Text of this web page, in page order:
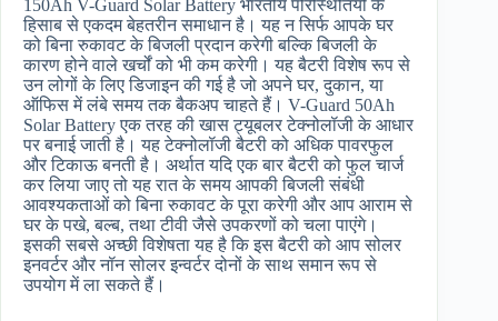
150Ah V-Guard Solar Battery भारतीय परिस्थितियों के
हिसाब से एकदम बेहतरीन समाधान है। यह न सिर्फ आपके घर
को बिना रुकावट के बिजली प्रदान करेगी बल्कि बिजली के
कारण होने वाले खर्चों को भी कम करेगी। यह बैटरी विशेष रूप से
उन लोगों के लिए डिजाइन की गई है जो अपने घर, दुकान, या
ऑफिस में लंबे समय तक बैकअप चाहते हैं। V-Guard 50Ah
Solar Battery एक तरह की खास ट्यूबलर टेक्नोलॉजी के आधार
पर बनाई जाती है। यह टेक्नोलॉजी बैटरी को अधिक पावरफुल
और टिकाऊ बनती है। अर्थात यदि एक बार बैटरी को फुल चार्ज
कर लिया जाए तो यह रात के समय आपकी बिजली संबंधी
आवश्यकताओं को बिना रुकावट के पूरा करेगी और आप आराम से
घर के पखे, बल्ब, तथा टीवी जैसे उपकरणों को चला पाएंगे।
इसकी सबसे अच्छी विशेषता यह है कि इस बैटरी को आप सोलर
इनवर्टर और नॉन सोलर इन्वर्टर दोनों के साथ समान रूप से
उपयोग में ला सकते हैं।